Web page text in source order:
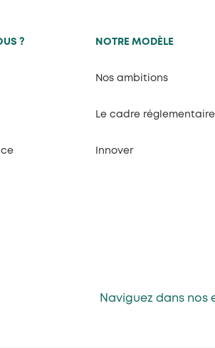
? NOTRE MODÈLE
Nos ambitions
Le cadre réglementaire
Innover
Naviguez dans nos